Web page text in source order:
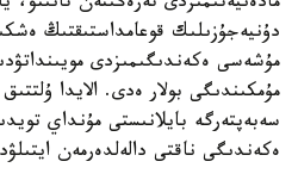
دۇنيەجۇزىلىك قوعامداستىقتىڭ
مۇشەسى ەكەندىگىمىزدى
مۇمكىندىگى بولار ەدى. الايدا
سەبەپتەرگە بايلانىستى مۇنداي
ەكەندىگى ناقتى دالەلدەرمەن